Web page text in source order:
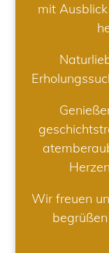
mit
Wir freuen